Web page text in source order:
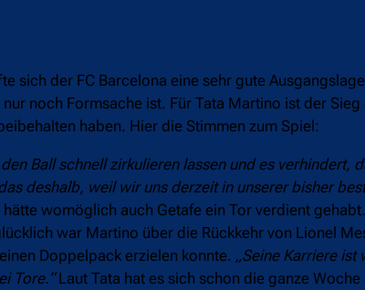
sich der FC Barcelona eine sehr gute
noch Formsache ist. Für Tata Martino ist der
haben. Hier die Stimmen zum Spiel:
Ball schnell zirkulieren lassen und es verhindert,
deshalb, weil wir uns derzeit in unserer bisher
womöglich auch Getafe ein Tor verdient
war Martino über die Rückkehr von Lionel
Doppelpack erzielen konnte. „Seine Karriere ist
Tore.“Laut Tata hat es sich schon die ganze